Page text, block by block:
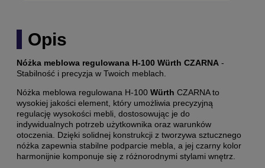
Opis
Nóżka meblowa regulowana H-100 Würth CZARNA -
Stabilność i precyzja w Twoich meblach.
Nóżka meblowa regulowana H-100 Würth CZARNA to
wysokiej jakości element, który umożliwia precyzyjną
regulację wysokości mebli, dostosowując je do
indywidualnych potrzeb użytkownika oraz warunków
otoczenia.
Dzięki solidnej konstrukcji z tworzywa sztucznego
nóżka zapewnia stabilne podparcie mebla, a jej czarny kolor
harmonijnie komponuje się z różnorodnymi stylami wnętrz.